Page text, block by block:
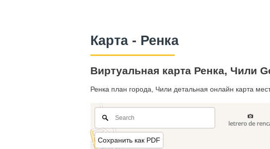
Карта - Ренка
Виртуальная карта Ренка, Чили
Ренка план города, Чили детальная онлайн карта
Сохранить как PDF